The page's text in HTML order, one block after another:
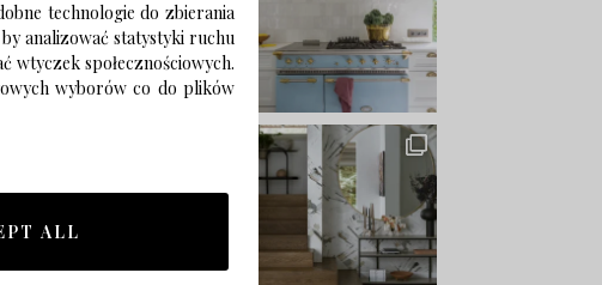
technologie do zbierania
analizować statystyki ruchu
wtyczek społecznościowych.
wyborów co do plików
ALL